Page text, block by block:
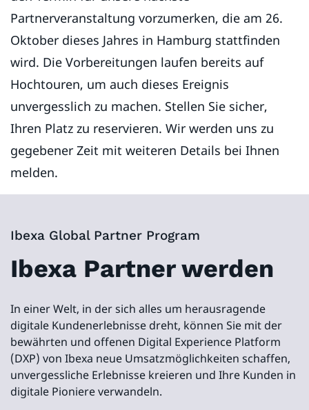
Partnerveranstaltung vorzumerken, die am 26.
Oktober dieses Jahres in Hamburg stattfinden
wird. Die Vorbereitungen laufen bereits auf
Hochtouren, um auch dieses Ereignis
unvergesslich zu machen. Stellen Sie sicher,
Ihren Platz zu reservieren. Wir werden uns zu
gegebener Zeit mit weiteren Details bei Ihnen
melden.
Ibexa Global Partner Program
Ibexa Partner werden
In einer Welt, in der sich alles um herausragende
digitale Kundenerlebnisse dreht, können Sie mit der
bewährten und offenen Digital Experience Platform
(DXP) von Ibexa neue Umsatzmöglichkeiten schaffen,
unvergessliche Erlebnisse kreieren und Ihre Kunden in
digitale Pioniere verwandeln.